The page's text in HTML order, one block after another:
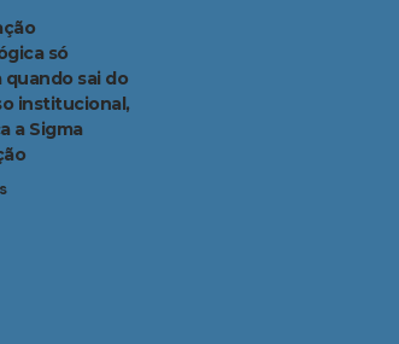
só
quando sai do
institucional,
a Sigma